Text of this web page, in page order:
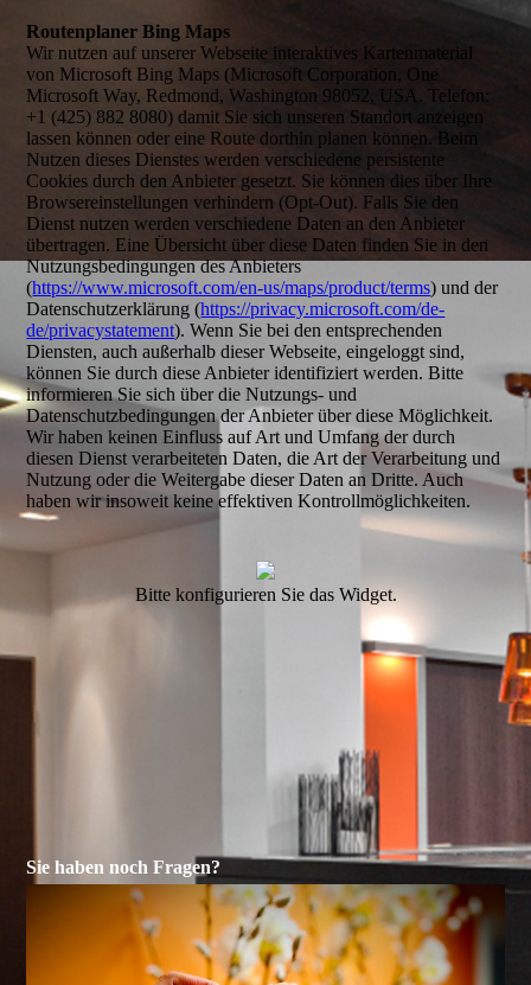
Routenplaner Bing Maps
Wir nutzen auf unserer Webseite interaktives Kartenmaterial
von Microsoft Bing Maps (Microsoft Corporation, One
Microsoft Way, Redmond, Washington 98052, USA. Telefon:
+1 (425) 882 8080) damit Sie sich unseren Standort anzeigen
lassen können oder eine Route dorthin planen können. Beim
Nutzen dieses Dienstes werden verschiedene persistente
Cookies durch den Anbieter gesetzt. Sie können dies über Ihre
Browsereinstellungen verhindern (Opt-Out). Falls Sie den
Dienst nutzen werden verschiedene Daten an den Anbieter
übertragen. Eine Übersicht über diese Daten finden Sie in den
Nutzungsbedingungen des Anbieters
(https://www.microsoft.com/en-us/maps/product/terms) und der
Datenschutzerklärung (https://privacy.microsoft.com/de-
de/privacystatement). Wenn Sie bei den entsprechenden
Diensten, auch außerhalb dieser Webseite, eingeloggt sind,
können Sie durch diese Anbieter identifiziert werden. Bitte
informieren Sie sich über die Nutzungs- und
Datenschutzbedingungen der Anbieter über diese Möglichkeit.
Wir haben keinen Einfluss auf Art und Umfang der durch
diesen Dienst verarbeiteten Daten, die Art der Verarbeitung und
Nutzung oder die Weitergabe dieser Daten an Dritte. Auch
haben wir insoweit keine effektiven Kontrollmöglichkeiten.
Bitte konfigurieren Sie das Widget.
Sie haben noch Fragen?